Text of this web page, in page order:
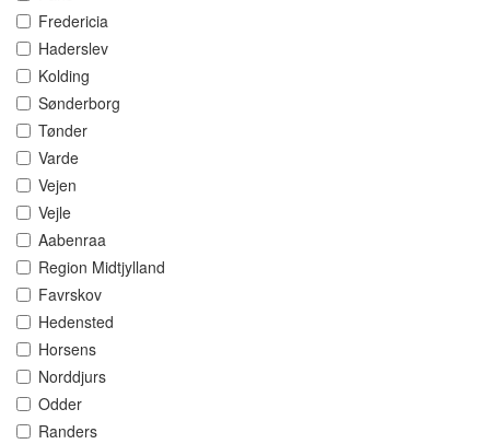
Fredericia
Haderslev
Kolding
Sønderborg
Tønder
Varde
Vejen
Vejle
Aabenraa
Region Midtjylland
Favrskov
Hedensted
Horsens
Norddjurs
Odder
Randers